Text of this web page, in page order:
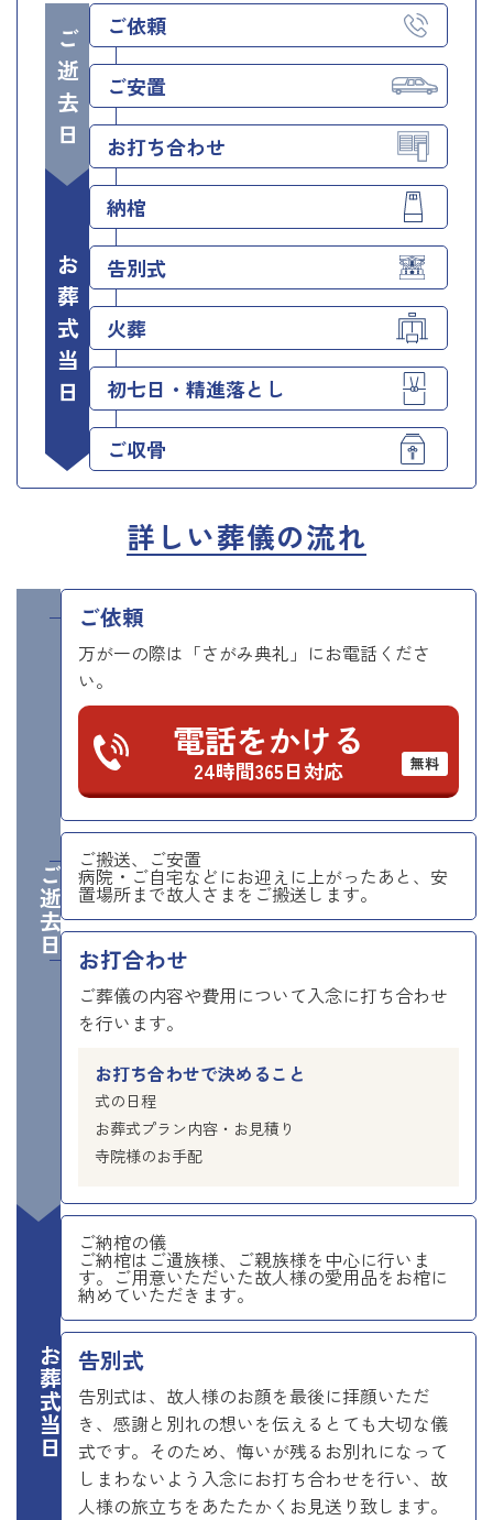
ご逝去日 ご依頼
ご安置
お打ち合わせ
お葬式当日
納棺
告別式
火葬
初七日・精進落とし
ご収骨
詳しい葬儀の流れ
ご逝去日
ご依頼
万が一の際は「さがみ典礼」にお電話くださ
い。
電話をかける
24時間365日対応 無料
ご搬送、ご安置
病院・ご自宅などにお迎えに上がったあと、安
置場所まで故人さまをご搬送します。
お打合わせ
ご葬儀の内容や費用について入念に打ち合わせ
を行います。
お打ち合わせで決めること
式の日程
お葬式プラン内容・お見積り
寺院様のお手配
お葬式当日
ご納棺の儀
ご納棺はご遺族様、ご親族様を中心に行いま
す。ご用意いただいた故人様の愛用品をお棺に
納めていただきます。
告別式
告別式は、故人様のお顔を最後に拝顔いただ
き、感謝と別れの想いを伝えるとても大切な儀
式です。そのため、悔いが残るお別れになって
しまわないよう入念にお打ち合わせを行い、故
人様の旅立ちをあたたかくお見送り致します。